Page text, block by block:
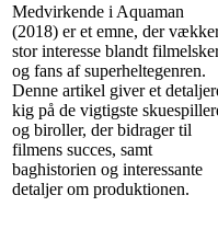
Medvirkende i Aquaman
(2018) er et emne, der
stor interesse blandt
og fans af superheltegenren.
Denne artikel giver et
kig på de vigtigste
og biroller, der bidrager til
filmens succes, samt
baghistorien og interessante
detaljer om produktionen.